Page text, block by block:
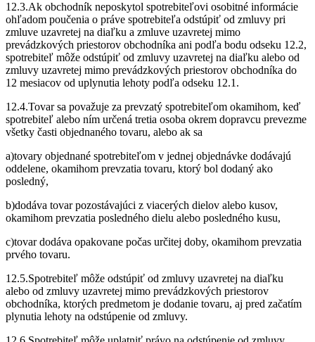
12.3.Ak obchodník neposkytol spotrebiteľovi osobitné informácie
ohľadom poučenia o práve spotrebiteľa odstúpiť od zmluvy pri
zmluve uzavretej na diaľku a zmluve uzavretej mimo
prevádzkových priestorov obchodníka ani podľa bodu odseku 12.2,
spotrebiteľ môže odstúpiť od zmluvy uzavretej na diaľku alebo od
zmluvy uzavretej mimo prevádzkových priestorov obchodníka do
12 mesiacov od uplynutia lehoty podľa odseku 12.1.
12.4.Tovar sa považuje za prevzatý spotrebiteľom okamihom, keď
spotrebiteľ alebo ním určená tretia osoba okrem dopravcu prevezme
všetky časti objednaného tovaru, alebo ak sa
a)tovary objednané spotrebiteľom v jednej objednávke dodávajú
oddelene, okamihom prevzatia tovaru, ktorý bol dodaný ako
posledný,
b)dodáva tovar pozostávajúci z viacerých dielov alebo kusov,
okamihom prevzatia posledného dielu alebo posledného kusu,
c)tovar dodáva opakovane počas určitej doby, okamihom prevzatia
prvého tovaru.
12.5.Spotrebiteľ môže odstúpiť od zmluvy uzavretej na diaľku
alebo od zmluvy uzavretej mimo prevádzkových priestorov
obchodníka, ktorých predmetom je dodanie tovaru, aj pred začatím
plynutia lehoty na odstúpenie od zmluvy.